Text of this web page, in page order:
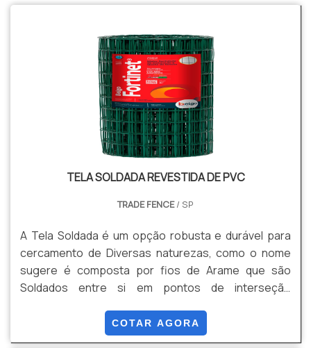
TELA SOLDADA REVESTIDA DE PVC
TRADE FENCE/ SP
A Tela Soldada é um opção robusta e durável para
cercamento de Diversas naturezas, como o nome
sugere é composta por fios de Arame que são
Soldados entre si em pontos de interseção
segurança para uma ampla gama de aplicações.
Apresenta diversas malhas, retangulares e
COTAR AGORA